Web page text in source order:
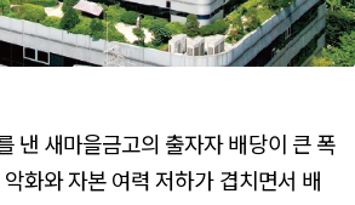
낸 새마을금고의 출자자 배당이 큰 폭
화와 자본 여력 저하가 겹치면서 배